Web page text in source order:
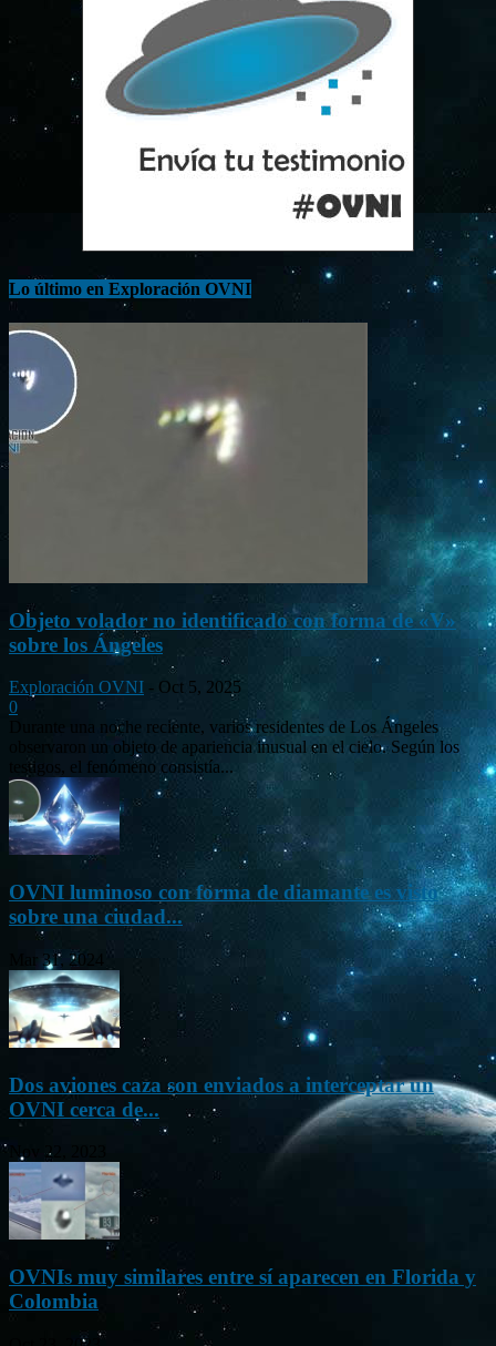
Lo último en Exploración OVNI
Objeto volador no identificado con forma de «V»
sobre los Ángeles
Exploración OVNI - Oct 5, 2025
0
Durante una noche reciente, varios residentes de Los Ángeles
observaron un objeto de apariencia inusual en el cielo. Según los
testigos, el fenómeno consistía...
OVNI luminoso con forma de diamante es visto
sobre una ciudad...
Mar 31, 2024
Dos aviones caza son enviados a interceptar un
OVNI cerca de...
Nov 22, 2023
OVNIs muy similares entre sí aparecen en Florida y
Colombia